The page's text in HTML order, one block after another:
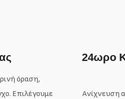
όραση,
Επιλέγουμε
24ωρο
Ανίχνευση